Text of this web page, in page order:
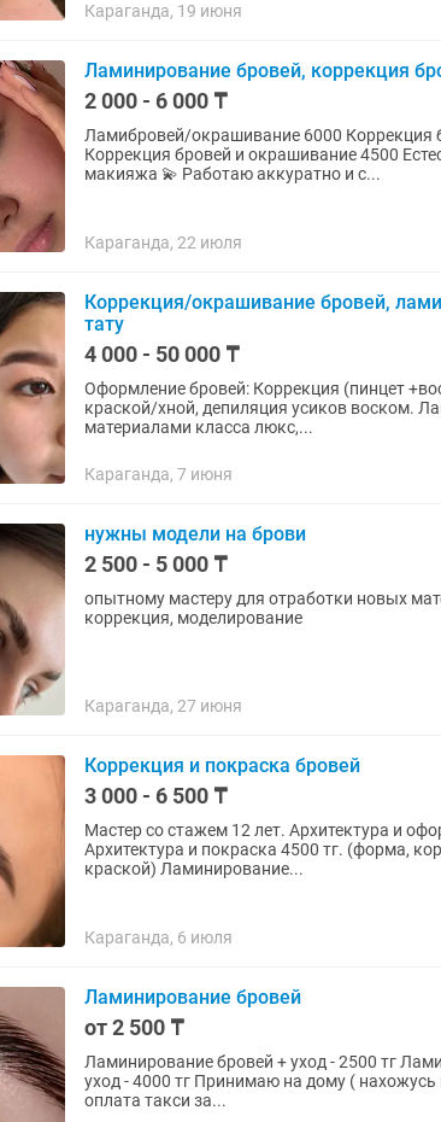
Караганда, 19 июня
Ламинирование бровей, коррекция
2 000 - 6 000 ₸
Ламибровей/окрашивание 6000 Коррекция
Коррекция бровей и окрашивание 4500
макияжа 💫 Работаю аккуратно и с...
Караганда, 22 июля
Коррекция/окрашивание бровей,
тату
4 000 - 50 000 ₸
Оформление бровей: Коррекция (пинцет
краской/хной, депиляция усиков воском.
материалами класса люкс,...
Караганда, 7 июня
нужны модели на брови
2 500 - 5 000 ₸
опытному мастеру для отработки новых
коррекция, моделирование
Караганда, 27 июня
Коррекция и покраска бровей
3 000 - 6 500 ₸
Мастер со стажем 12 лет. Архитектура и оформление бровей 3000 тг. (форма и коррекция)
Архитектура и покраска 4500 тг. (форма,
краской) Ламинирование...
Караганда, 6 июля
Ламинирование бровей
от 2 500 ₸
Ламинирование бровей + уход - 2500 тг Ламинирование бровей + коррекция + окрашивание +
уход - 4000 тг Принимаю на дому ( нахожусь на юго - востоке ), возможен выезд к заказчику (
оплата такси за...